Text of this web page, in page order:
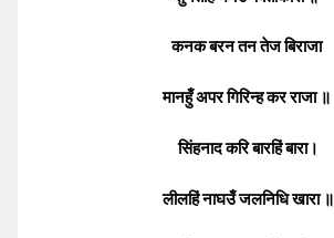
कनक बरन तन तेज बिराजा
मानहुँ अपर गिरिन्ह कर राजा ॥
सिंहनाद करि बारहिं बारा।
लीलहिं नाघउँ जलनिधि खारा ॥